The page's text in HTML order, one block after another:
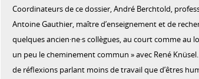
Coordinateurs de ce dossier, André Berchtold,
Antoine Gauthier, maître d’enseignement et de
quelques ancien·ne·s collègues, au court comme au
un peu le cheminement commun » avec René
de réflexions parlant moins de travail que d’êtres